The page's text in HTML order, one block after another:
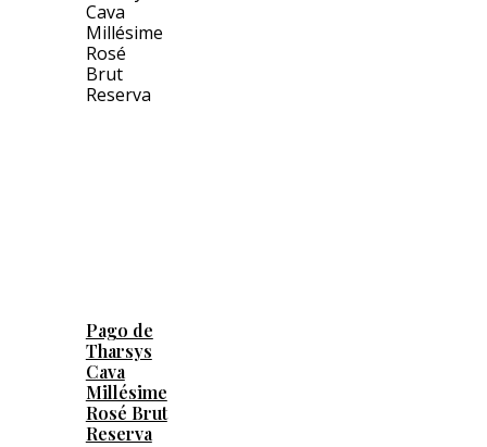
Pago de
Tharsys
Cava
Millésime
Rosé Brut
Reserva